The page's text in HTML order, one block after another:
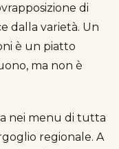
di
dalla varietà. Un
è un piatto
ma non è
nei menu di tutta
regionale. A